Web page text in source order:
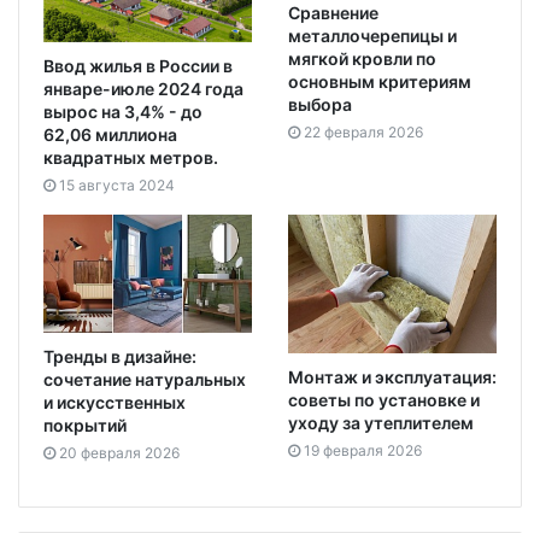
Ввод жилья в России в
январе-июле 2024 года
вырос на 3,4% - до
62,06 миллиона
квадратных метров.
15 августа 2024
Сравнение
металлочерепицы и
мягкой кровли по
основным критериям
выбора
22 февраля 2026
Тренды в дизайне:
сочетание натуральных
и искусственных
покрытий
20 февраля 2026
Монтаж и эксплуатация:
советы по установке и
уходу за утеплителем
19 февраля 2026